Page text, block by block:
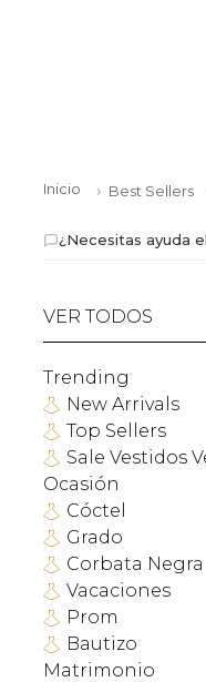
Inicio Best Sellers
¿Necesitas ayuda
VER TODOS
Trending
New Arrivals
Top Sellers
Sale Vestidos
Ocasión
Cóctel
Grado
Corbata Negra
Vacaciones
Prom
Bautizo
Matrimonio